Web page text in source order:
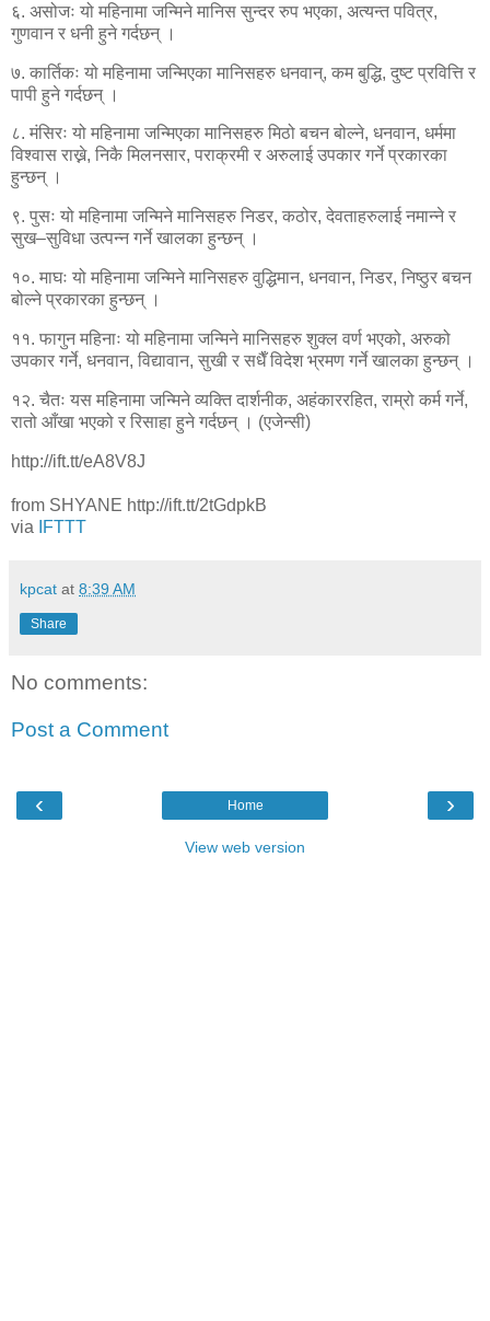
६. असोजः यो महिनामा जन्मिने मानिस सुन्दर रुप भएका, अत्यन्त पवित्र,
गुणवान र धनी हुने गर्दछन् ।
७. कार्तिकः यो महिनामा जन्मिएका मानिसहरु धनवान्, कम बुद्धि, दुष्ट प्रवित्ति र
पापी हुने गर्दछन् ।
८. मंसिरः यो महिनामा जन्मिएका मानिसहरु मिठो बचन बोल्ने, धनवान, धर्ममा
विश्वास राख्ने, निकै मिलनसार, पराक्रमी र अरुलाई उपकार गर्ने प्रकारका
हुन्छन् ।
९. पुसः यो महिनामा जन्मिने मानिसहरु निडर, कठोर, देवताहरुलाई नमान्ने र
सुख–सुविधा उत्पन्न गर्ने खालका हुन्छन् ।
१०. माघः यो महिनामा जन्मिने मानिसहरु वुद्धिमान, धनवान, निडर, निष्ठुर बचन
बोल्ने प्रकारका हुन्छन् ।
११. फागुन महिनाः यो महिनामा जन्मिने मानिसहरु शुक्ल वर्ण भएको, अरुको
उपकार गर्ने, धनवान, विद्यावान, सुखी र सधैँ विदेश भ्रमण गर्ने खालका हुन्छन् ।
१२. चैतः यस महिनामा जन्मिने व्यक्ति दार्शनीक, अहंकाररहित, राम्रो कर्म गर्ने,
रातो आँखा भएको र रिसाहा हुने गर्दछन् । (एजेन्सी)
http://ift.tt/eA8V8J
from SHYANE http://ift.tt/2tGdpkB
via
IFTTT
kpcat at 8:39 AM
Share
No comments:
Post a Comment
‹ ›
Home
View web version